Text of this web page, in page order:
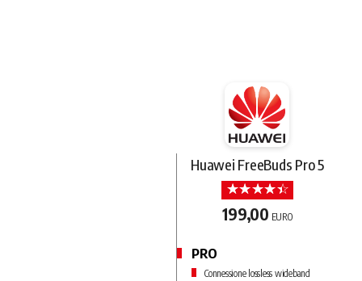
Huawei FreeBuds Pro 5
199,00 EURO
PRO
Connessione lossless wideband